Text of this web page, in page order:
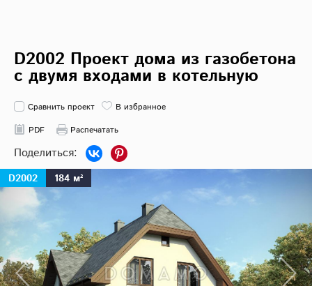
D2002 Проект дома из газобетона
с двумя входами в котельную
Сравнить проект
В избранное
PDF
Распечатать
D2002 184 м²